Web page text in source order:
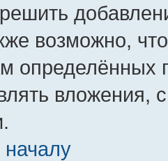
возможно,
определённых
вложения,
началу